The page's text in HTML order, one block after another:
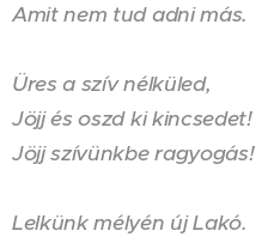
Amit nem tud adni más.
Üres a szív nélküled,
Jöjj és oszd ki kincsedet!
Jöjj szívünkbe ragyogás!
Lelkünk mélyén új Lakó.